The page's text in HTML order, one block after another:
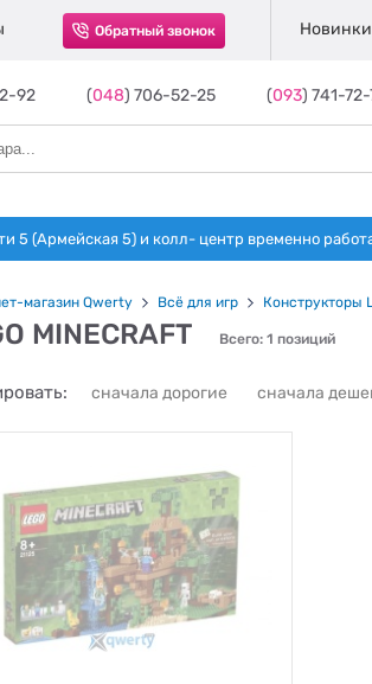
Обратный звонок Новинки
92 (048) 706-52-25 (093) 741-
5 (Армейская 5) и колл- центр временно
магазин Qwerty Всё для игр Конструкторы
MINECRAFT Всего: 1 позиций
сначала дорогие сначала